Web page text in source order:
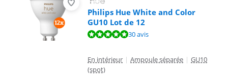
Philips Hue White and Color
GU10 Lot de 12
La note est de 9,5 sur 10, basée sur 30 avis.30 avis
En intérieur | Ampoule séparée | GU10
(spot)